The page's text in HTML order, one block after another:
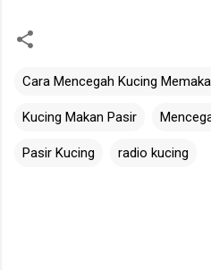
Cara Mencegah Kucing
Kucing Makan Pasir
Pasir Kucing radio kucing